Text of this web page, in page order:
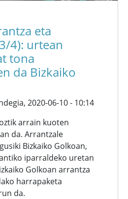
eta
4): urtean
tona
da Bizkaiko
2020-06-10 - 10:14
arrain kuoten
da. Arrantzale
Bizkaiko Golkoan,
iparraldeko uretan
Golkoan arrantza
harrapaketa
da.